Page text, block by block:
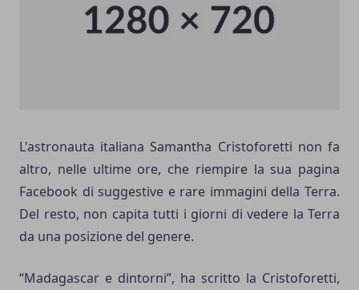
L'astronauta italiana Samantha Cristoforetti non fa
altro, nelle ultime ore, che riempire la sua pagina
Facebook di suggestive e rare immagini della Terra.
Del resto, non capita tutti i giorni di vedere la Terra
da una posizione del genere.
“Madagascar e dintorni”, ha scritto la Cristoforetti,